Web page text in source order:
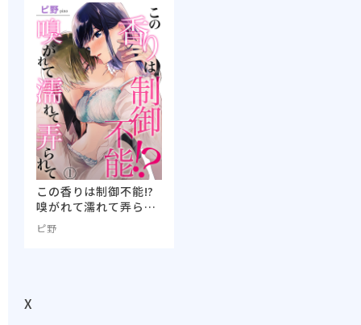
この香りは制御不能!?
嗅がれて濡れて弄られ
て
ピ野
X